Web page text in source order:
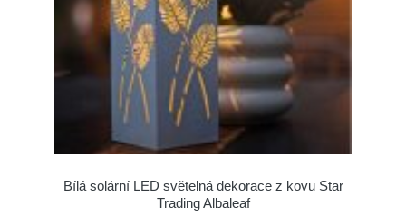
Bílá solární LED světelná dekorace z kovu Star
Trading Albaleaf